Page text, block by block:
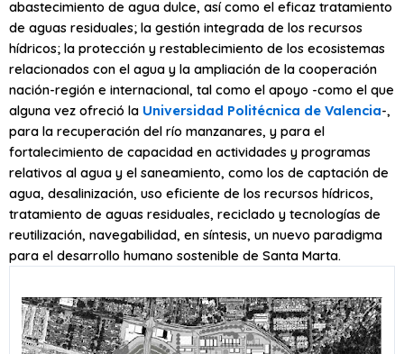
abastecimiento de agua dulce, así como el eficaz tratamiento
de aguas residuales; la gestión integrada de los recursos
hídricos; la protección y restablecimiento de los ecosistemas
relacionados con el agua y la ampliación de la cooperación
nación-región e internacional, tal como el apoyo -como el que
alguna vez ofreció la Universidad Politécnica de Valencia-,
para la recuperación del río manzanares, y para el
fortalecimiento de capacidad en actividades y programas
relativos al agua y el saneamiento, como los de captación de
agua, desalinización, uso eficiente de los recursos hídricos,
tratamiento de aguas residuales, reciclado y tecnologías de
reutilización, navegabilidad, en síntesis, un nuevo paradigma
para el desarrollo humano sostenible de Santa Marta.